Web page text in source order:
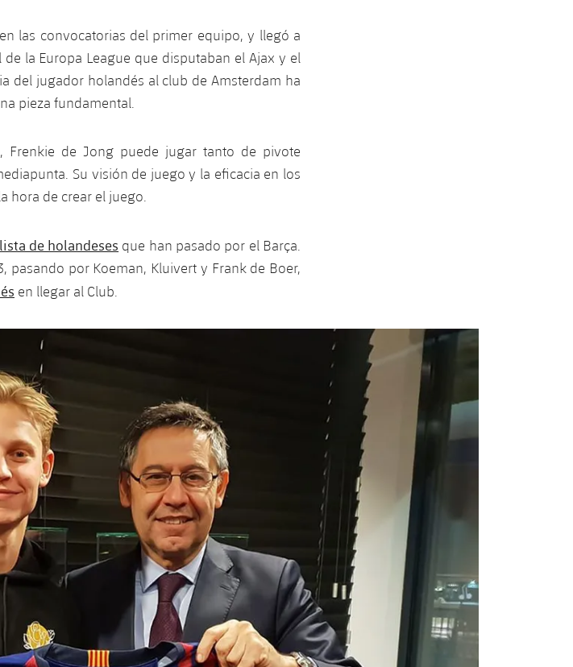
las convocatorias del primer equipo, y llegó a
la Europa League que disputaban el Ajax y el
del jugador holandés al club de Amsterdam ha
pieza fundamental.
de Jong puede jugar tanto de pivote
Su visión de juego y la eficacia en los
hora de crear el juego.
de holandeses que han pasado por el Barça.
pasando por Koeman, Kluivert y Frank de Boer,
en llegar al Club.